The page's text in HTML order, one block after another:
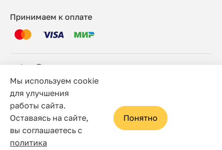
Принимаем к оплате
© 2006 - 2026 Этно-шоп, Интернет-магазин
Политика конфиденциальности
Сайт носит исключительно информационный характер, и
ни при каких условиях не является публичной офертой,
определяемой положениями статьи 437(2) Гражданского
Мы используем cookie
для улучшения
работы сайта.
Оставаясь на сайте,
вы соглашаетесь с
политика
Понятно